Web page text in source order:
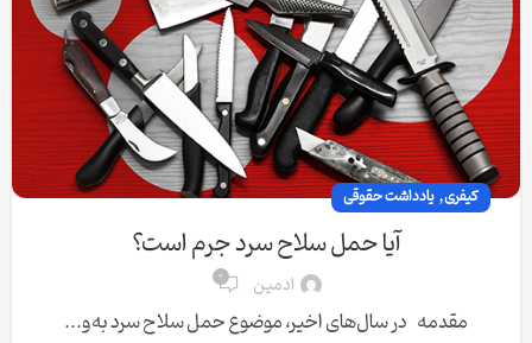
کیفری, یادداشت حقوقی
آیا حمل سلاح سرد جرم است؟
ادمین 0
مقدمه در سال‌های اخیر، موضوع حمل سلاح سرد به‌و...